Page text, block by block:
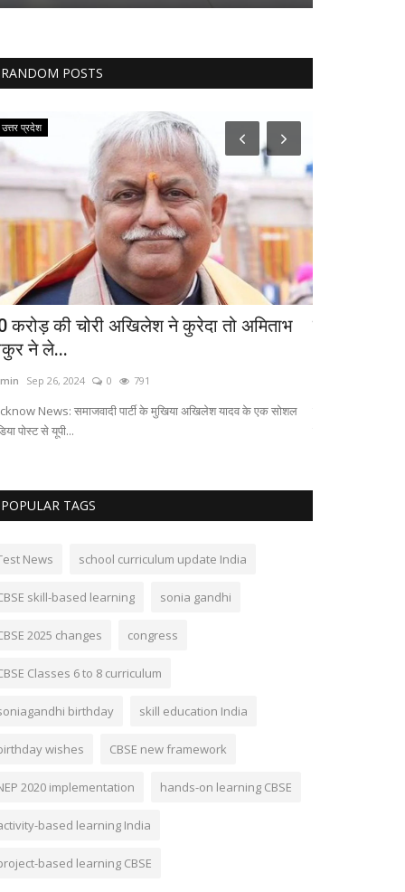
RANDOM POSTS
उत्तर प्रदेश
करोड़ की चोरी अखिलेश ने कुरेदा तो अमिताभ
ने ले...
Sep 26, 2024 0 791
News: समाजवादी पार्टी के मुखिया अखिलेश यादव के एक सोशल
पोस्ट से यूपी...
POPULAR TAGS
News school curriculum update India
skill-based learning sonia gandhi
2025 changes congress
Classes 6 to 8 curriculum
birthday skill education India
wishes CBSE new framework
2020 implementation hands-on learning CBSE
based learning India
based learning CBSE